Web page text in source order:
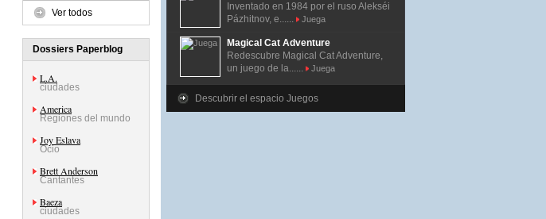
Ver todos
Dossiers Paperblog
L.A.
ciudades
America
Regiones del mundo
Joy Eslava
Ocio
Brett Anderson
Cantantes
Baeza
ciudades
Inventado en 1984 por el ruso Alekséi
Pázhitnov, e......
Juega
Magical Cat Adventure
Redescubre Magical Cat Adventure,
un juego de la......
Juega
Descubrir el espacio Juegos